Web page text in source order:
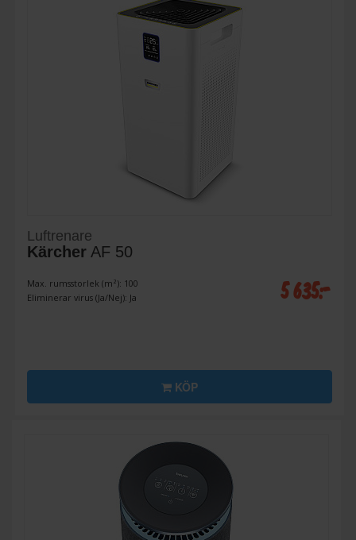
Luftrenare
Kärcher AF 50
Max. rumsstorlek (m²): 100
Eliminerar virus (Ja/Nej): Ja
5 635:-
KÖP